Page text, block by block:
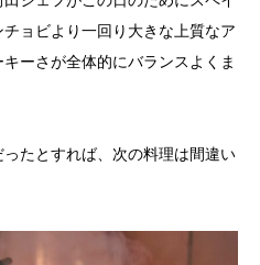
ョビより一回り大きな上質なア
ーさが全体的にバランスよくま
たとすれば、次の料理は間違い